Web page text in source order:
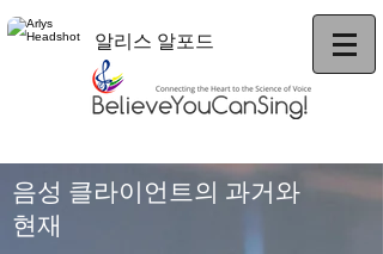
알리스 알포드
음성 클라이언트의 과거와
현재